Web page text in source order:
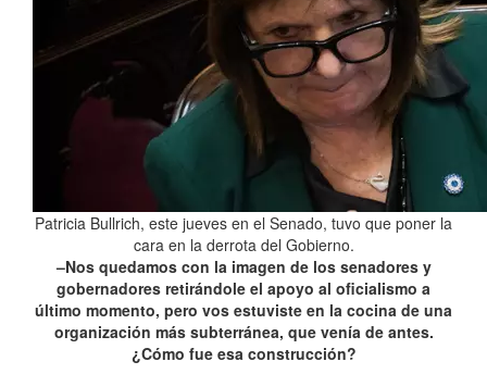
Patricia Bullrich, este jueves en el Senado, tuvo que poner la
cara en la derrota del Gobierno.
–Nos quedamos con la imagen de los senadores y
gobernadores retirándole el apoyo al oficialismo a
último momento, pero vos estuviste en la cocina de una
organización más subterránea, que venía de antes.
¿Cómo fue esa construcción?